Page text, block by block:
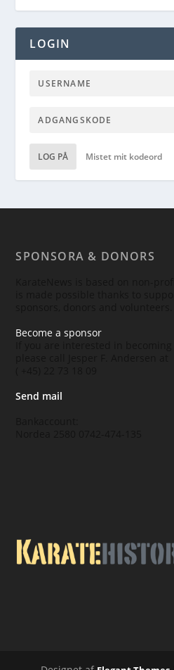
LOGIN
LOG PÅ Mistet mit kodeord
SPONSORA & DONORS
Become a sponsor
Send mail